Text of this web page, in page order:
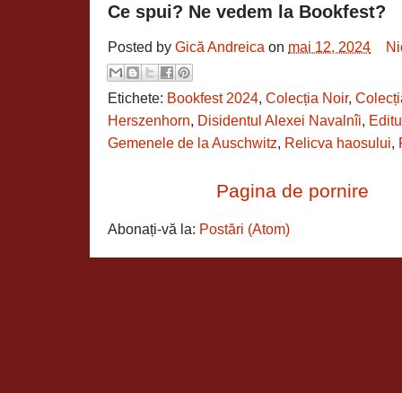
Ce spui? Ne vedem la Bookfest?
Posted by Gică Andreica on mai 12, 2024
Etichete: Bookfest 2024, Colecția Noir,
Herszenhorn, Disidentul Alexei Navalnîi,
Gemenele de la Auschwitz, Relicva haosului,
Pagina de pornire
Abonați-vă la: Postări (Atom)